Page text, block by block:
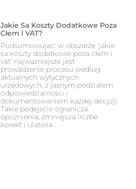
Jakie Sa Koszty Dodatkowe Poza
Cłem I VAT?
Podsumowujac: w obszarze 'jakie
sa koszty dodatkowe poza cłem i
vat’ najwazniejsze jest
prowadzenie procesu wedlug
aktualnych wytycznych
urzedowych, z jasnym podzialem
odpowiedzialnosci i
dokumentowaniem kazdej decyzji.
Takie podejscie ogranicza
opoznienia, zmniejsza liczbe
korekt i ulatwia…